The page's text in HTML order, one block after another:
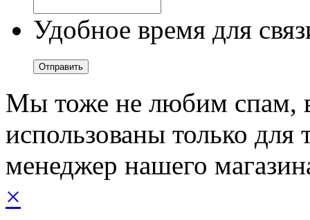
Удобное время для
Мы тоже не любим спам,
использованы только для
менеджер нашего
×